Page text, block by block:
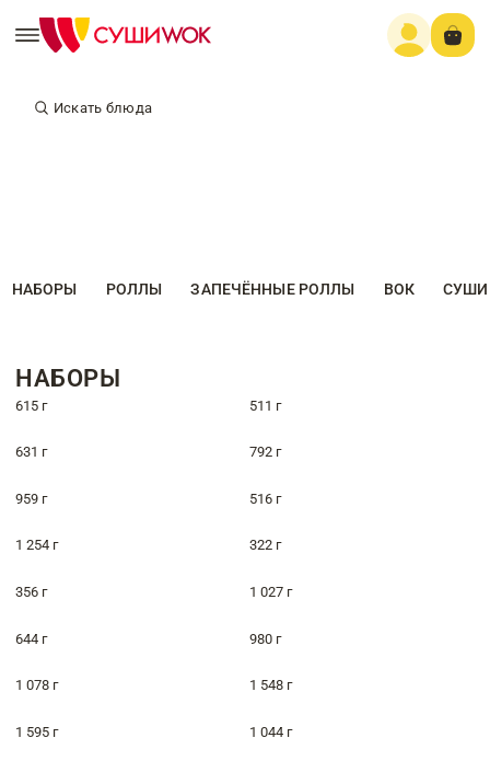
Искать блюда
НАБОРЫ РОЛЛЫ ЗАПЕЧЁННЫЕ РОЛЛЫ ВОК СУШИ
НАБОРЫ
615 г 511 г
631 г 792 г
959 г 516 г
1 254 г 322 г
356 г 1 027 г
644 г 980 г
1 078 г 1 548 г
1 595 г 1 044 г